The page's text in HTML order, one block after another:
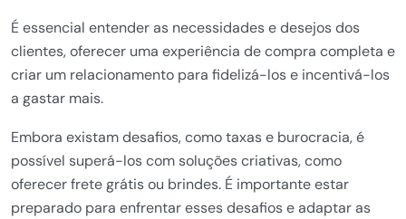
É essencial entender as necessidades e desejos dos
clientes, oferecer uma experiência de compra completa e
criar um relacionamento para fidelizá-los e incentivá-los
a gastar mais.
Embora existam desafios, como taxas e burocracia, é
possível superá-los com soluções criativas, como
oferecer frete grátis ou brindes. É importante estar
preparado para enfrentar esses desafios e adaptar as